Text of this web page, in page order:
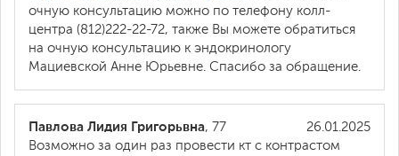
очную консультацию можно по телефону колл-
центра (812)222-22-72, также Вы можете обратиться
на очную консультацию к эндокринологу
Мациевской Анне Юрьевне. Спасибо за обращение.
26.01.2025
Павлова Лидия Григорьвна, 77
Возможно за один раз провести кт с контрастом